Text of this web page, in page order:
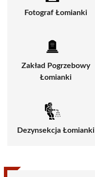
Fotograf Łomianki
Zakład Pogrzebowy
Łomianki
Dezynsekcja Łomianki